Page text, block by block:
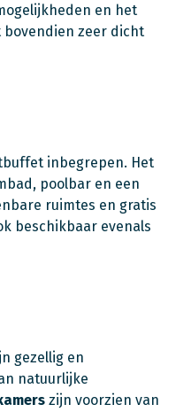
en het
zeer dicht
inbegrepen. Het
poolbar en een
ruimtes en gratis
beschikbaar evenals
gezellig en
natuurlijke
zijn voorzien van